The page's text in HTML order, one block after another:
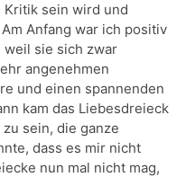
sein wird und
Anfang war ich positiv
weil sie sich zwar
angenehmen
und einen spannenden
kam das Liebesdreieck
sein, die ganze
dass es mir nicht
nun mal nicht mag,